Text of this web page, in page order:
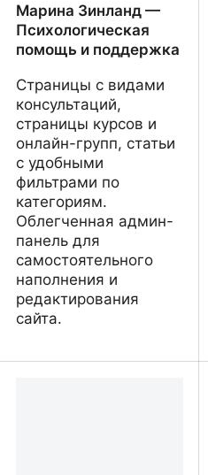
Марина Зинланд —
Психологическая
помощь и поддержка
Страницы с видами
консультаций,
страницы курсов и
онлайн-групп, статьи
с удобными
фильтрами по
категориям.
Облегченная админ-
панель для
самостоятельного
наполнения и
редактирования
сайта.